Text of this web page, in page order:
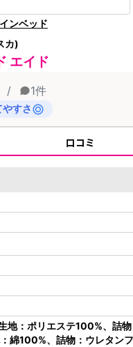
ンベッド
カ)
エイド
/ 1件
すさ
口コミ
地：ポリエステ100%、詰
綿100%、詰物：ウレタンフ